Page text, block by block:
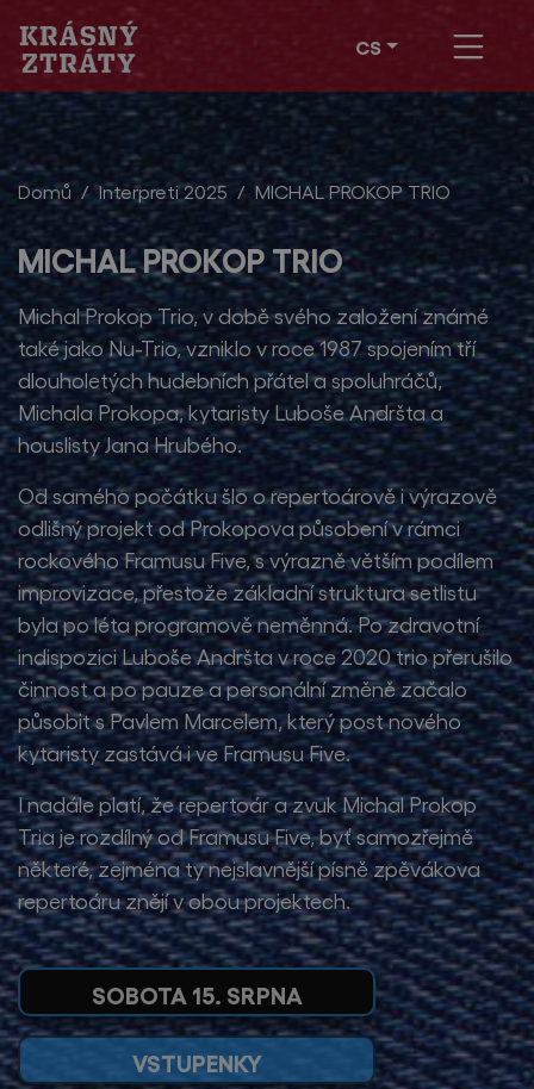
CS
Domů Interpreti 2025 MICHAL PROKOP TRIO
MICHAL PROKOP TRIO
Michal Prokop Trio, v době svého založení známé
také jako Nu-Trio, vzniklo v roce 1987 spojením tří
dlouholetých hudebních přátel a spoluhráčů,
Michala Prokopa, kytaristy Luboše Andršta a
houslisty Jana Hrubého.
Od samého počátku šlo o repertoárově i výrazově
odlišný projekt od Prokopova působení v rámci
rockového Framusu Five, s výrazně větším podílem
improvizace, přestože základní struktura setlistu
byla po léta programově neměnná. Po zdravotní
indispozici Luboše Andršta v roce 2020 trio přerušilo
činnost a po pauze a personální změně začalo
působit s Pavlem Marcelem, který post nového
kytaristy zastává i ve Framusu Five.
I nadále platí, že repertoár a zvuk Michal Prokop
Tria je rozdílný od Framusu Five, byť samozřejmě
některé, zejména ty nejslavnější písně zpěvákova
repertoáru znějí v obou projektech.
SOBOTA 15. SRPNA
VSTUPENKY